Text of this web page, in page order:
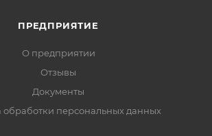
ПРЕДПРИЯТИЕ
О предприятии
Отзывы
Документы
обработки персональных данных